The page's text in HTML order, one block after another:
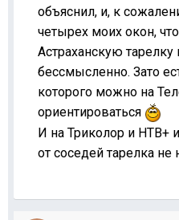
объяснил, и, к
четырех моих окон,
Астраханскую тарелку
бессмысленно. Зато
которого можно на
ориентироваться
И на Триколор и НТВ+
от соседей тарелка не